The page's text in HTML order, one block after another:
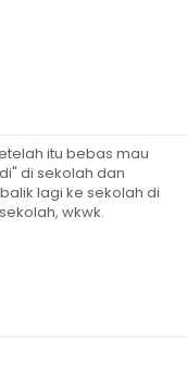
itu bebas mau
di sekolah dan
lagi ke sekolah di
wkwk.